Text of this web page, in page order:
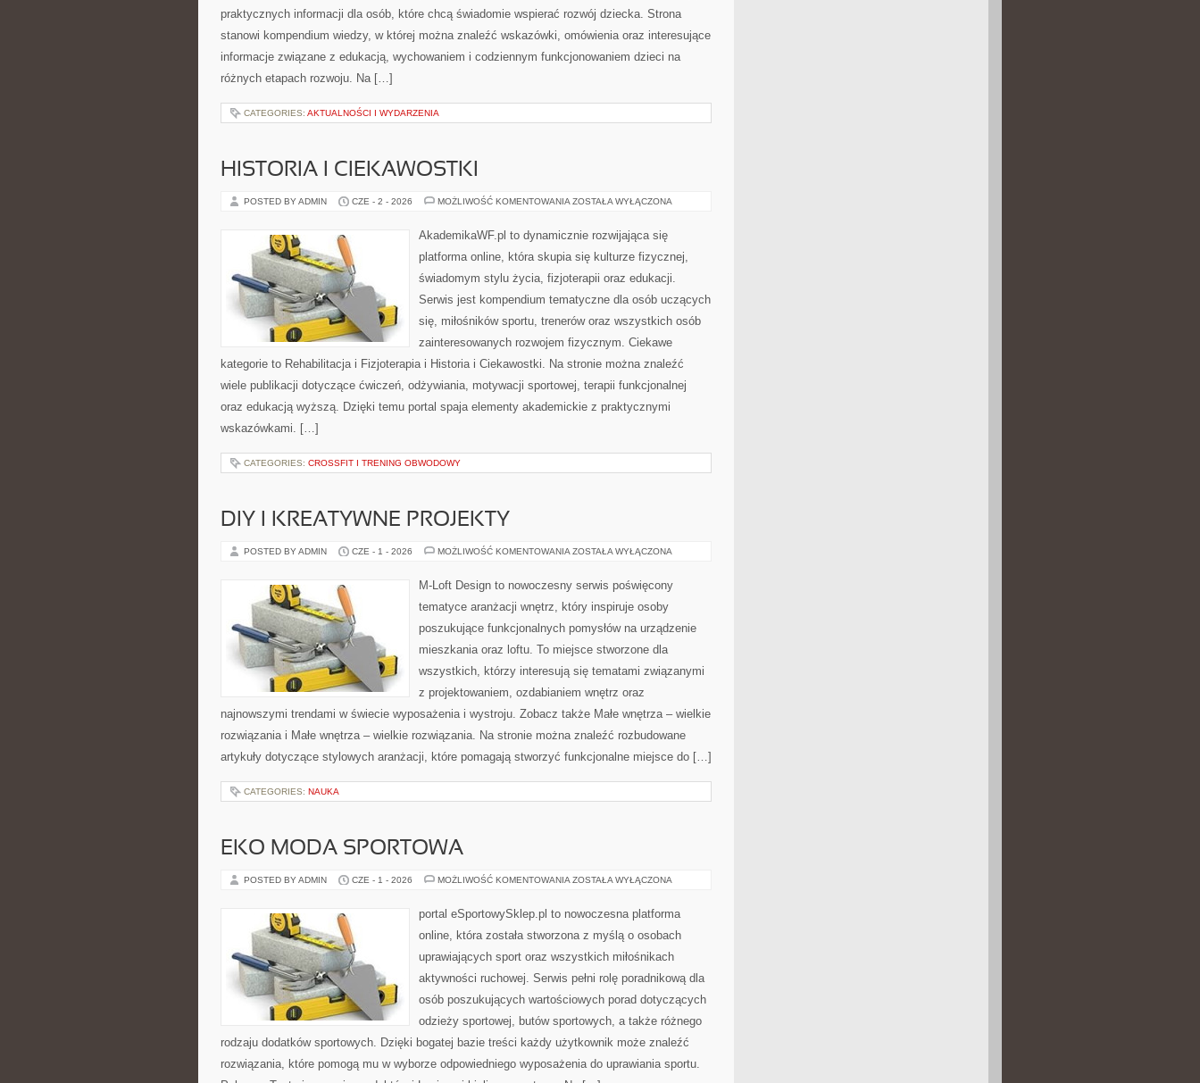
praktycznych informacji dla osób, które chcą świadomie wspierać rozwój dziecka. Strona
stanowi kompendium wiedzy, w której można znaleźć wskazówki, omówienia oraz interesujące
informacje związane z edukacją, wychowaniem i codziennym funkcjonowaniem dzieci na
różnych etapach rozwoju. Na […]
CATEGORIES: AKTUALNOŚCI I WYDARZENIA
HISTORIA I CIEKAWOSTKI
POSTED BY ADMIN CZE - 2 - 2026 MOŻLIWOŚĆ KOMENTOWANIA HISTORIA
ZOSTAŁA WYŁĄCZONA
AkademikaWF.pl to dynamicznie rozwijająca się
platforma online, która skupia się kulturze fizycznej,
świadomym stylu życia, fizjoterapii oraz edukacji.
Serwis jest kompendium tematyczne dla osób uczących
się, miłośników sportu, trenerów oraz wszystkich osób
zainteresowanych rozwojem fizycznym. Ciekawe
kategorie to Rehabilitacja i Fizjoterapia i Historia i Ciekawostki. Na stronie można znaleźć
wiele publikacji dotyczące ćwiczeń, odżywiania, motywacji sportowej, terapii funkcjonalnej
oraz edukacją wyższą. Dzięki temu portal spaja elementy akademickie z praktycznymi
wskazówkami. […]
CATEGORIES: CROSSFIT I TRENING OBWODOWY
DIY I KREATYWNE PROJEKTY
POSTED BY ADMIN CZE - 1 - 2026 MOŻLIWOŚĆ KOMENTOWANIA DIY
PROJEKTY
ZOSTAŁA WYŁĄCZONA
M-Loft Design to nowoczesny serwis poświęcony
tematyce aranżacji wnętrz, który inspiruje osoby
poszukujące funkcjonalnych pomysłów na urządzenie
mieszkania oraz loftu. To miejsce stworzone dla
wszystkich, którzy interesują się tematami związanymi
z projektowaniem, ozdabianiem wnętrz oraz
najnowszymi trendami w świecie wyposażenia i wystroju. Zobacz także Małe wnętrza – wielkie
rozwiązania i Małe wnętrza – wielkie rozwiązania. Na stronie można znaleźć rozbudowane
artykuły dotyczące stylowych aranżacji, które pomagają stworzyć funkcjonalne miejsce do […]
CATEGORIES: NAUKA
EKO MODA SPORTOWA
POSTED BY ADMIN CZE - 1 - 2026 MOŻLIWOŚĆ KOMENTOWANIA EKO
ZOSTAŁA WYŁĄCZONA
portal eSportowySklep.pl to nowoczesna platforma
online, która została stworzona z myślą o osobach
uprawiających sport oraz wszystkich miłośnikach
aktywności ruchowej. Serwis pełni rolę poradnikową dla
osób poszukujących wartościowych porad dotyczących
odzieży sportowej, butów sportowych, a także różnego
rodzaju dodatków sportowych. Dzięki bogatej bazie treści każdy użytkownik może znaleźć
rozwiązania, które pomogą mu w wyborze odpowiedniego wyposażenia do uprawiania sportu.